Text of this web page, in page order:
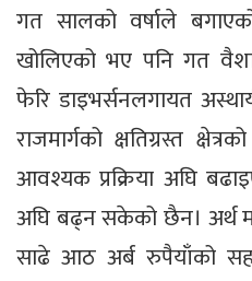
गत सालको वर्षाले
खोलिएको भए पनि गत
फेरि डाइभर्सनलगायत
राजमार्गको क्षतिग्रस्त
आवश्यक प्रक्रिया अघि
अघि बढ्न सकेको छैन। अर्थ
साढे आठ अर्ब रुपैयाँको